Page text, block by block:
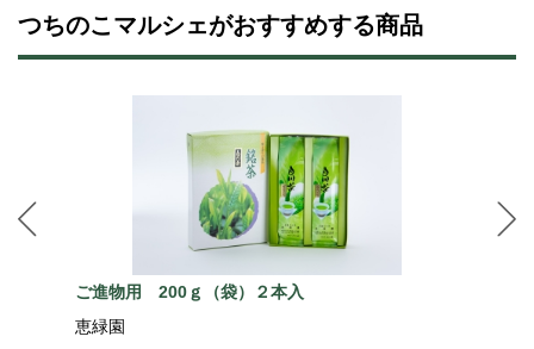
つちのこマルシェがおすすめする商品
ご進物用 200ｇ（袋）２本入
恵緑園